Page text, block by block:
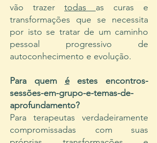
vão trazer todas as curas e
transformações que se necessita
por isto se tratar de um caminho
pessoal progressivo de
autoconhecimento e evolução.
Para quem éestes encontros-
sessões-em-grupo-e-temas-de-
aprofundamento?
Para terapeutas verdadeiramente
compromissadas com suas